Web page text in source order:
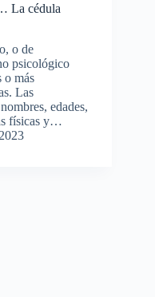
La cédula
o de
psicológico
o más
Las
edades,
físicas y…